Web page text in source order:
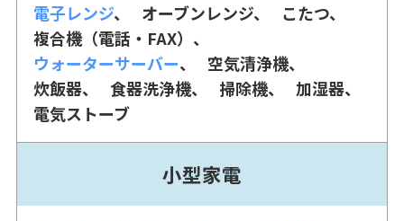
電子レンジ オーブンレンジ
こたつ
複合機（電話・FAX）
ウォーターサーバー
空気清浄機
炊飯器
食器洗浄機 掃除機
加湿器
電気ストーブ
小型家電